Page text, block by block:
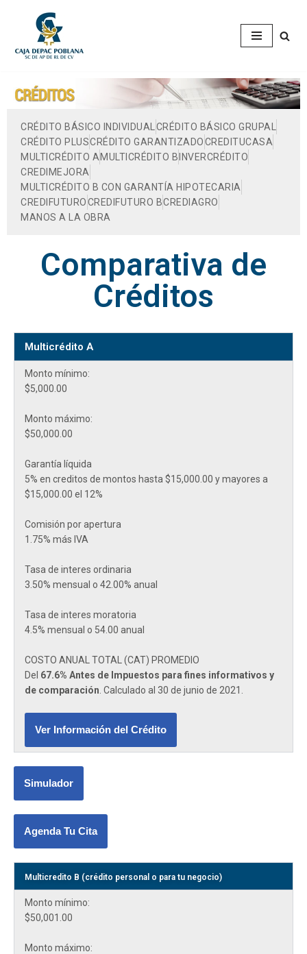
al
CRÉDITO BÁSICO INDIVIDUAL CRÉDITO BÁSICO GRUPAL
CRÉDITO PLUSCRÉDITO GARANTIZADOCREDITUCASA
MULTICRÉDITO AMULTICRÉDITO BINVERCRÉDITO
CREDIMEJORA
MULTICRÉDITO B CON GARANTÍA HIPOTECARIA
CREDIFUTUROCREDIFUTURO BCREDIAGRO
MANOS A LA OBRA
Comparativa de
Créditos
Multicrédito A
Monto mínimo:
$5,000.00
Monto máximo:
$50,000.00
Garantía líquida
5% en creditos de montos hasta $15,000.00 y mayores a
$15,000.00 el 12%
Comisión por apertura
1.75% más IVA
Tasa de interes ordinaria
3.50% mensual o 42.00% anual
Tasa de interes moratoria
4.5% mensual o 54.00 anual
COSTO ANUAL TOTAL (CAT) PROMEDIO
Del 67.6% Antes de Impuestos para fines informativos y
de comparación . Calculado al 30 de junio de 2021.
Ver Información del Crédito
Simulador
Agenda Tu Cita
Multicredito B (crédito personal o para tu negocio)
Monto mínimo:
$50,001.00
Monto máximo: